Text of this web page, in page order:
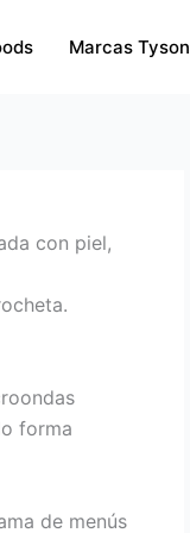
Marcas Tyson
con piel,
forma
de menús